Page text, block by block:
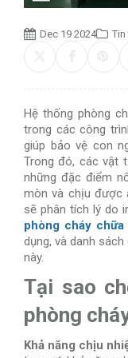
Dec 19 2024
Hệ thống phòng
trong các công
giúp bảo vệ con
Trong đó, các vật
những đặc điểm
mòn và chịu được
sẽ phân tích lý do
phòng cháy chữa
dụng, và danh
này.
Tại sao
phòng
Khả năng chịu